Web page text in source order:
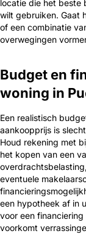
locatie die het beste
wilt gebruiken. Gaat
of een combinatie
overwegingen
Budget en
woning in
Een realistisch
aankoopprijs is
Houd rekening met
het kopen van een
eventuele
een hypotheek af in
voor een
voorkomt